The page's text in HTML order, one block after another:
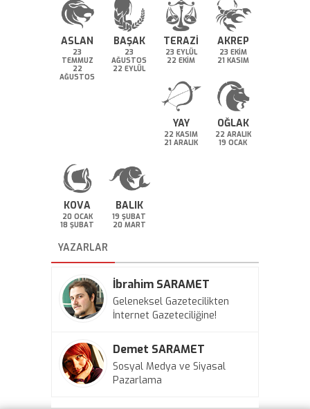
ASLAN
23
TEMMUZ
22
AĞUSTOS
BAŞAK
23
AĞUSTOS
22 EYLÜL
TERAZİ
23 EYLÜL
22 EKİM
AKREP
23 EKİM
21 KASIM
YAY
22 KASIM
21 ARALIK
OĞLAK
22 ARALIK
19 OCAK
KOVA
20 OCAK
18 ŞUBAT
BALIK
19 ŞUBAT
20 MART
YAZARLAR
İbrahim SARAMET
Geleneksel Gazetecilikten
İnternet Gazeteciliğine!
Demet SARAMET
Sosyal Medya ve Siyasal
Pazarlama